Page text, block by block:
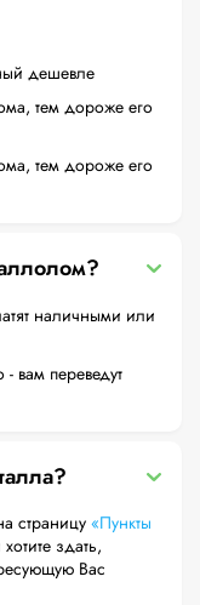
дешевле
тем дороже его
тем дороже его
наличными или
вам переведут
страницу «Пункты
здать,